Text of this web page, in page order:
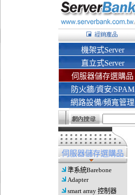
機架式Server
直立式Server
伺服器儲存選購品
防火牆/資安/SPAM
網路設備/頻寬管理
伺服器儲存選購品
準系統Barebone
Adapter
smart array 控制器